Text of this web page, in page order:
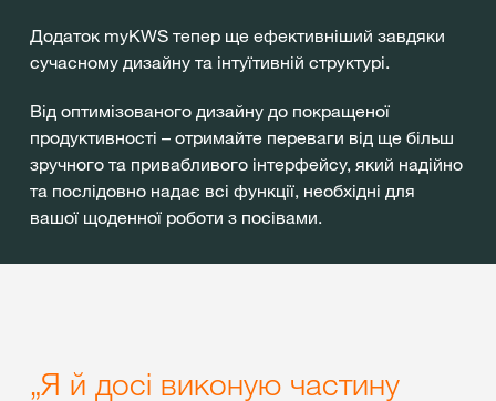
Додаток myKWS тепер ще ефективніший завдяки
сучасному дизайну та інтуїтивній структурі.
Від оптимізованого дизайну до покращеної
продуктивності – отримайте переваги від ще більш
зручного та привабливого інтерфейсу, який надійно
та послідовно надає всі функції, необхідні для
вашої щоденної роботи з посівами.
„Я й досі виконую частину